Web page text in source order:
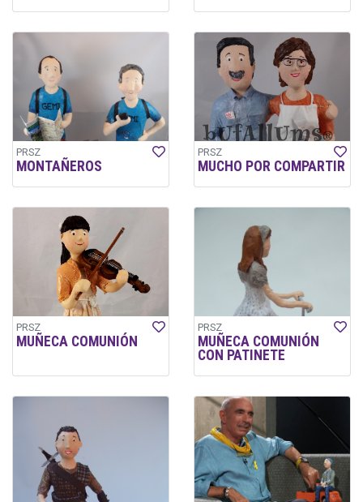
PRSZ
MONTAÑEROS
PRSZ
MUCHO POR COMPARTIR
PRSZ
MUÑECA COMUNIÓN
PRSZ
MUÑECA COMUNIÓN
CON PATINETE